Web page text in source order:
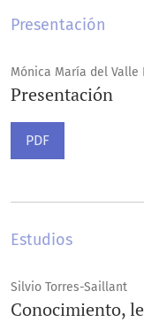
Presentación
Mónica María del Valle
Presentación
PDF
Estudios
Silvio Torres-Saillant
Conocimiento,